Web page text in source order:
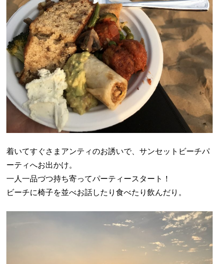
着いてすぐさまアンティのお誘いで、サンセットビーチパ
ーティへお出かけ。
一人一品づつ持ち寄ってパーティースタート！
ビーチに椅子を並べお話したり食べたり飲んだり。